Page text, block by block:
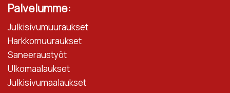
Palvelumme:
Julkisivumuuraukset
Harkkomuuraukset
Saneeraustyöt
Ulkomaalaukset
Julkisivumaalaukset